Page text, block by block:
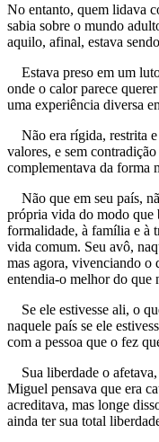
No entanto, quem lidava
sabia sobre o mundo
aquilo, afinal, estava
Estava preso em um
onde o calor parece
uma experiência diversa
Não era rígida, restrita e
valores, e sem
complementava da forma
Não que em seu país,
própria vida do modo que
formalidade, à família e à
vida comum. Seu avô,
mas agora, vivenciando o
entendia-o melhor do que
Se ele estivesse ali, o
naquele país se ele
com a pessoa que o fez
Sua liberdade o afetava,
Miguel pensava que era
acreditava, mas longe
ainda ter sua total